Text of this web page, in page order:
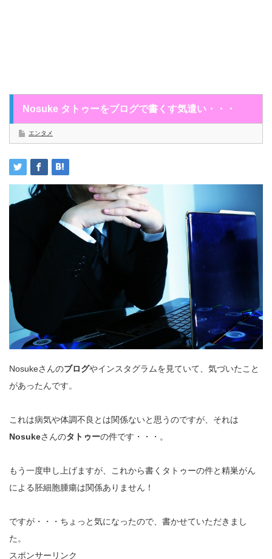
Nosuke タトゥーをブログで書くす気遣い・・・
エンタメ
Nosukeさんのブログやインスタグラムを見ていて、気づいたこと
があったんです。
これは病気や体調不良とは関係ないと思うのですが、それは
Nosukeさんのタトゥーの件です・・・。
もう一度申し上げますが、これから書くタトゥーの件と精巣がん
による胚細胞腫瘍は関係ありません！
ですが・・・ちょっと気になったので、書かせていただきまし
た。
スポンサーリンク